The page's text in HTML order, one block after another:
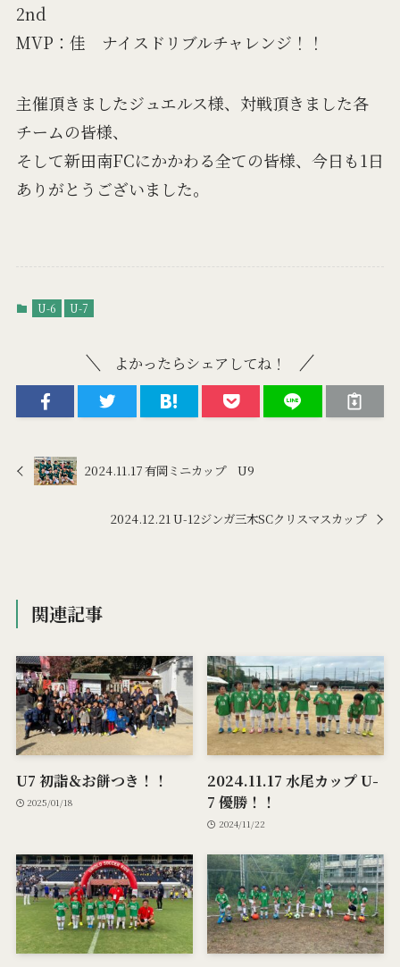
2nd
MVP：佳 ナイスドリブルチャレンジ！！
主催頂きましたジュエルス様、対戦頂きました各
チームの皆様、
そして新田南FCにかかわる全ての皆様、今日も1日
ありがとうございました。
U-6 U-7
よかったらシェアしてね！
2024.11.17 有岡ミニカップ U9
2024.12.21 U-12ジンガ三木SCクリスマスカップ
関連記事
U7 初詣＆お餅つき！！
2025/01/18
2024.11.17 水尾カップ U-
7 優勝！！
2024/11/22